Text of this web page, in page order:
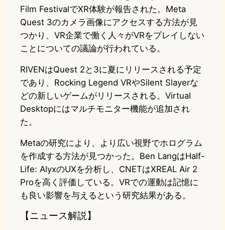
Film FestivalでXR体験が報告された。Meta
Quest 3のカメラ画像にアクセスする方法が見
つかり、VR企業で働く人々がVRをプレイしない
ことについての議論が行われている。
RIVENはQuest 2と3に夏にリリースされる予定
であり、Rocking Legend VRやSilent Slayerな
どの新しいゲームがリリースされる。Virtual
Desktopにはマルチモニター機能が追加され
た。
Metaの研究により、より広い視野でホログラム
を作成する方法が見つかった。Ben LangはHalf-
Life: AlyxのUXを分析し、CNETはXREAL Air 2
Proを高く評価している。VRでの運動は記憶に
も良い影響を与えるという研究結果がある。
【ニュース解説】